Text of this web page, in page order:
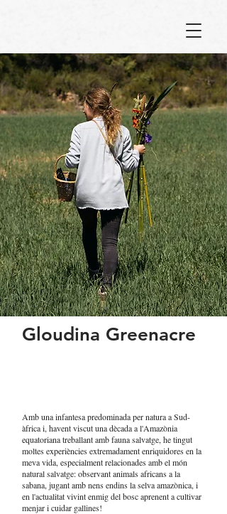
Gloudina Greenacre
Amb una infantesa predominada per natura a Sud-
àfrica i, havent viscut una dècada a l'Amazònia
equatoriana treballant amb fauna salvatge, he tingut
moltes experiències extremadament enriquidores en la
meva vida, especialment relacionades amb el món
natural salvatge: observant animals africans a la
sabana, jugant amb nens endins la selva amazònica, i
en l'actualitat vivint enmig del bosc aprenent a cultivar
menjar i cuidar gallines!